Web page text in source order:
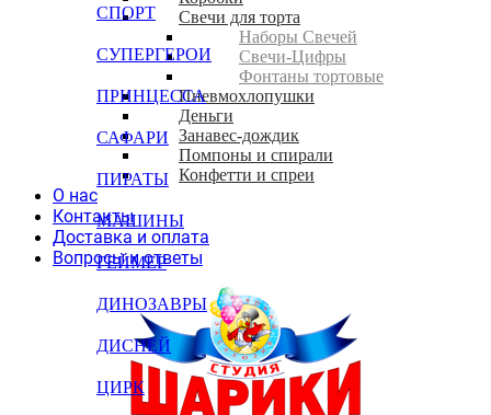
СПОРТ
СУПЕРГЕРОИ
ПРИНЦЕССА
САФАРИ
ПИРАТЫ
МАШИНЫ
ГЕЙМЕР
ДИНОЗАВРЫ
ДИСНЕЙ
ЦИРК
Свечи для торта
Наборы Свечей
Свечи-Цифры
Фонтаны тортовые
Пневмохлопушки
Деньги
Занавес-дождик
Помпоны и спирали
Конфетти и спреи
О нас
Контакты
Доставка и оплата
Вопросы и ответы